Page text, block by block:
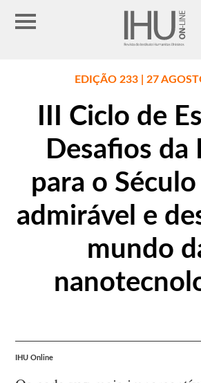
EDIÇÃO 233 | 27
III Ciclo de
Desafios da
para o
admirável e
mundo
IHU Online